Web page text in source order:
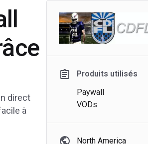
direct
à
Produits utilisés
Paywall
VODs
North America